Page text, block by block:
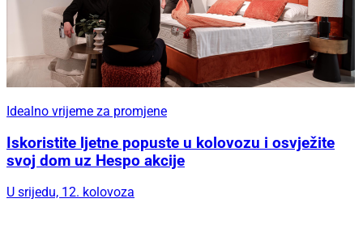
Idealno vrijeme za promjene
Iskoristite ljetne popuste u kolovozu i osvježite
svoj dom uz Hespo akcije
U srijedu, 12. kolovoza